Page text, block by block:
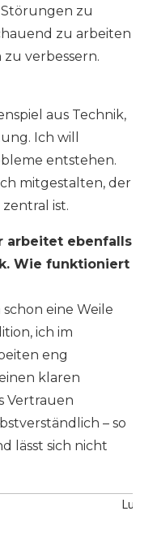
zu
zu arbeiten
verbessern.
aus Technik,
Ich will
entstehen.
mitgestalten, der
ist.
arbeitet ebenfalls
Wie funktioniert
eine Weile
ich im
eng
klaren
Vertrauen
– so
lässt sich nicht